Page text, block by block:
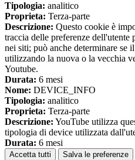
Tipologia: analitico
Proprieta: Terza-parte
Descrizione: Questo cookie è
traccia delle preferenze
nei siti; può anche determinare se
utilizzando la nuova o la vecchia
Youtube.
Durata: 6 mesi
Nome: DEVICE_INFO
Tipologia: analitico
Proprieta: Terza-parte
Descrizione: YouTube utilizza
tipologia di device utilizzata
Durata: 6 mesi
Accetta tutti Salva le preferenze